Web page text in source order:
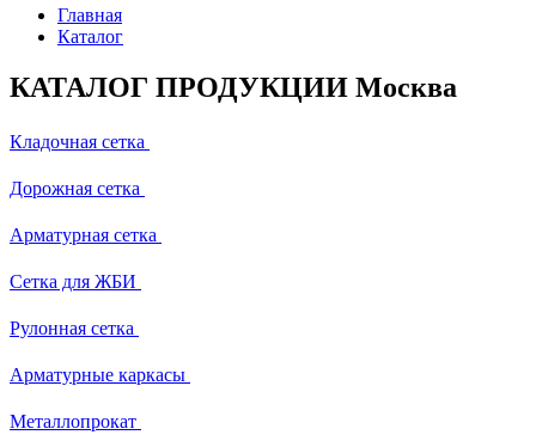
Главная
Каталог
КАТАЛОГ ПРОДУКЦИИ Москва
Кладочная сетка
Дорожная сетка
Арматурная сетка
Сетка для ЖБИ
Рулонная сетка
Арматурные каркасы
Металлопрокат